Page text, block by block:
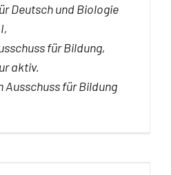
Deutsch und Biologie
für Bildung,
aktiv.
Ausschuss für Bildung